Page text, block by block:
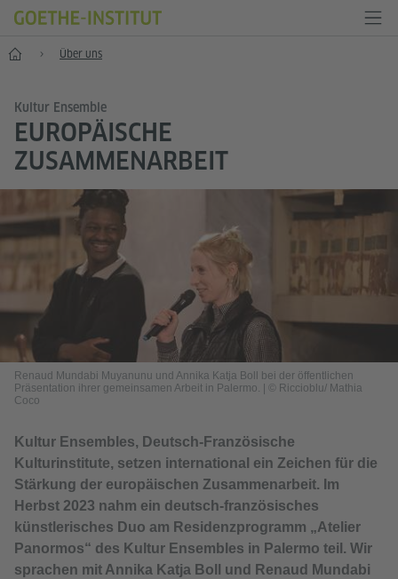
Start Über uns
Kultur Ensemble
EUROPÄISCHE
ZUSAMMENARBEIT
Renaud Mundabi Muyanunu und Annika Katja Boll bei der öffentlichen
Präsentation ihrer gemeinsamen Arbeit in Palermo.
© Riccioblu/ Mathia
Coco
Kultur Ensembles, Deutsch-Französische
Kulturinstitute, setzen international ein Zeichen für die
Stärkung der europäischen Zusammenarbeit. Im
Herbst 2023 nahm ein deutsch-französisches
künstlerisches Duo am Residenzprogramm „Atelier
Panormos“ des Kultur Ensembles in Palermo teil. Wir
sprachen mit Annika Katja Boll und Renaud Mundabi